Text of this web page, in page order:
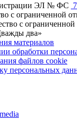
ЭЛ № ФС
с ограниченной
с ограниченной
два»
материалов
обработки
файлов cookie
персональных